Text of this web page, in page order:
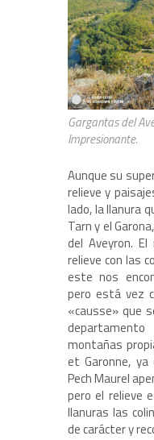
Gargantas del
Impresionante.
Aunque su
relieve y
lado, la llanura
Tarn y el
del Aveyron.
relieve con las
este nos
pero está vez
«causse» que
montañas
et Garonne,
Pech Maurel
pero el relieve
llanuras las
de carácter y